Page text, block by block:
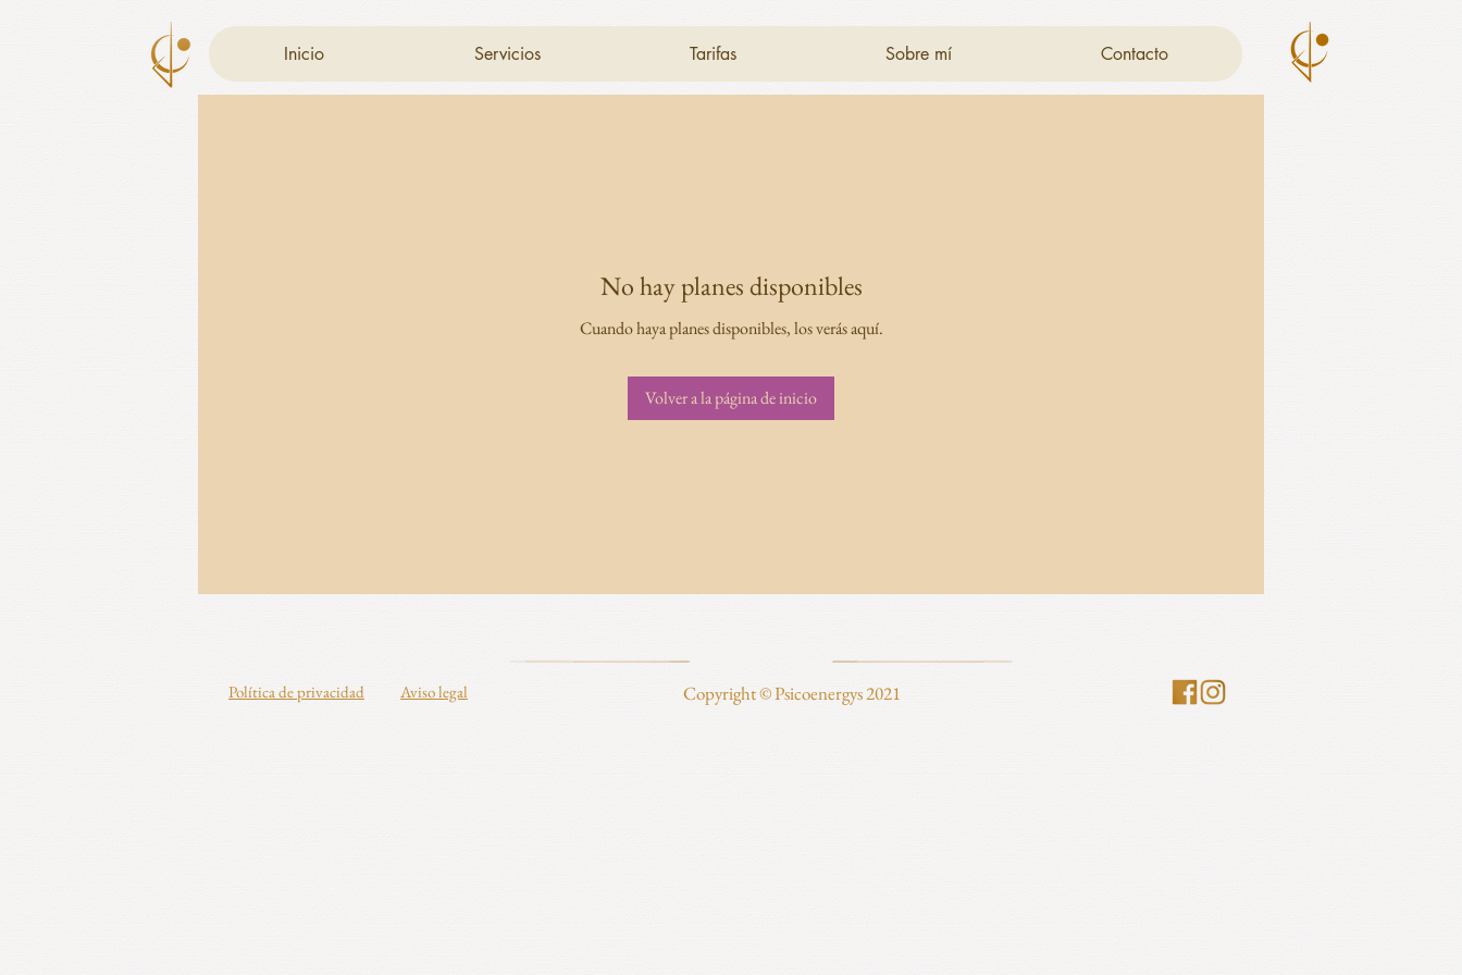
Inicio Servicios Tarifas Sobre mí Contacto
No hay planes disponibles
Cuando haya planes disponibles, los verás aquí.
Volver a la página de inicio
Políticade privacidad Aviso legal Copyright © Psicoenergys 2021